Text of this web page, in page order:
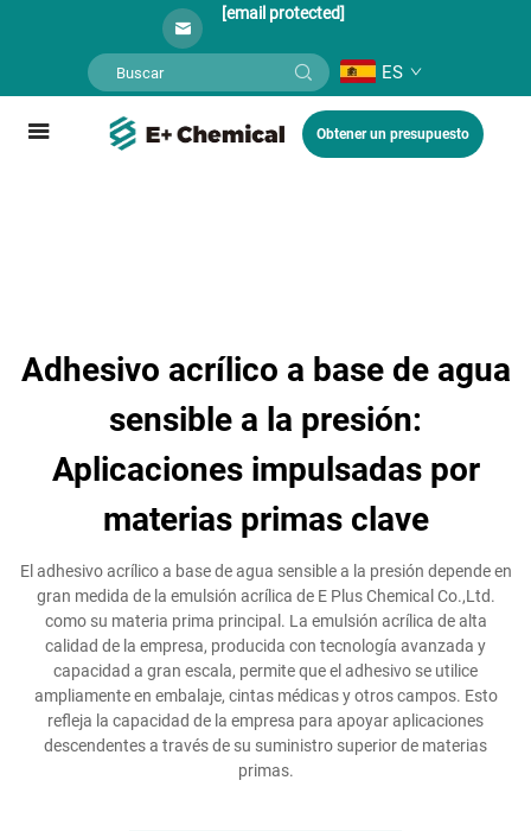
[email protected]
ES
Obtener un presupuesto
Adhesivo acrílico a base de agua
sensible a la presión:
Aplicaciones impulsadas por
materias primas clave
El adhesivo acrílico a base de agua sensible a la presión depende en
gran medida de la emulsión acrílica de E Plus Chemical Co.,Ltd.
como su materia prima principal. La emulsión acrílica de alta
calidad de la empresa, producida con tecnología avanzada y
capacidad a gran escala, permite que el adhesivo se utilice
ampliamente en embalaje, cintas médicas y otros campos. Esto
refleja la capacidad de la empresa para apoyar aplicaciones
descendentes a través de su suministro superior de materias
primas.